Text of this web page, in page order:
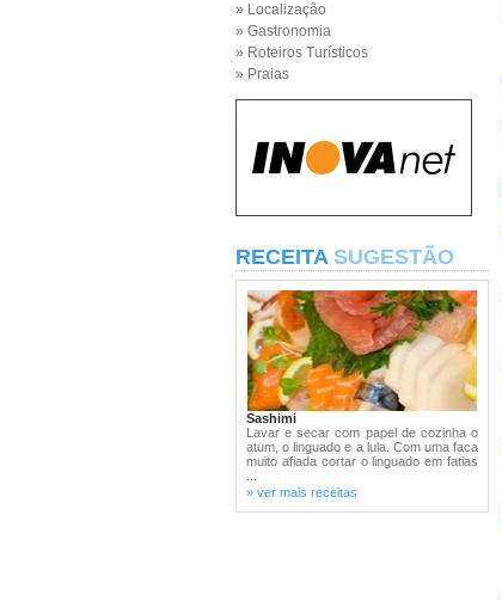
» Localização
» Gastronomia
» Roteiros Turísticos
» Praias
RECEITA SUGESTÃO
Sashimi
Lavar e secar com papel de cozinha o
atum, o linguado e a lula. Com uma faca
muito afiada cortar o linguado em fatias
» ver mais receitas